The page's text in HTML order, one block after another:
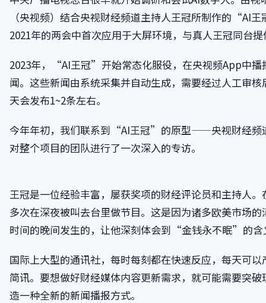
（央视频）结合央视财经频道主持人王冠所制作的“AI
2021年的两会中首次应用于大屏环境，与真人王冠同台
2023年，“AI王冠”开始常态化服役，在央视频App中播
闻。这些新闻由系统采集并自动生成，需要经过人工审
天会发布1~2条左右。
今年年初，我们联系到“AI王冠”的原型——央视财经频
对整个项目的团队进行了一次深入的专访。
王冠是一位经验丰富，屡获奖项的财经评论员和主持人
多次在深夜被叫去台里做节目。这是因为诸多欧美市场
时间的晚间发生的，让他深刻体会到“金钱永不眠”的含
国际上大型的通讯社，每时每刻都在快速反应，每天可
简讯。要想做好财经媒体内容更新需求，就可能需要突
造一种全新的新闻播报方式。